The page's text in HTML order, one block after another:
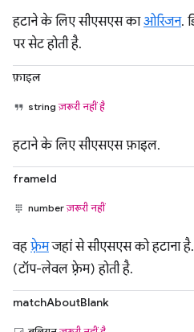
हटाने के लिए सीएसएस काओरिजन.
पर सेट होती है.
फ़ाइल
stringज़रूरी नहीं है
हटाने के लिए सीएसएस फ़ाइल.
frameId
numberज़रूरी नहीं
वह फ़्रेमजहां से सीएसएस को हटाना
(टॉप-लेवल फ़्रेम) होती है.
matchAboutBlank